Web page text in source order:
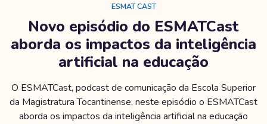
ESMAT CAST
Novo episódio do ESMATCast
aborda os impactos da inteligência
artificial na educação
O ESMATCast, podcast de comunicação da Escola Superior
da Magistratura Tocantinense, neste episódio o ESMATCast
aborda os impactos da inteligência artificial na educação